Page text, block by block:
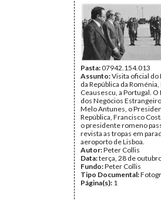
Pasta:07942.154.013
Assunto:Visita oficial
da República da
Ceausescu, a Portugal.
dos Negócios
Melo Antunes, o
República, Francisco
o presidente romeno
revista as tropas em
aeroporto de Lisboa.
Autor:Peter Collis
Data:terça, 28 de
Fundo:Peter Collis
Tipo Documental:
Página(s): 1